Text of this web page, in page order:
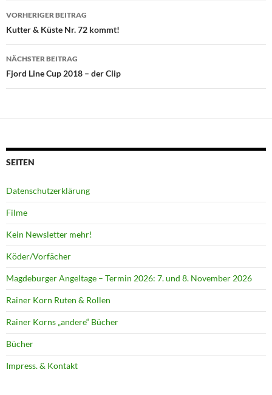
Beitragsnavigation
VORHERIGER BEITRAG
Kutter & Küste Nr. 72 kommt!
NÄCHSTER BEITRAG
Fjord Line Cup 2018 – der Clip
SEITEN
Datenschutzerklärung
Filme
Kein Newsletter mehr!
Köder/Vorfächer
Magdeburger Angeltage – Termin 2026: 7. und 8. November 2026
Rainer Korn Ruten & Rollen
Rainer Korns „andere“ Bücher
Bücher
Impress. & Kontakt